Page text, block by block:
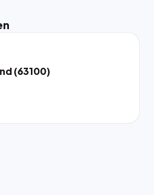
(63100)